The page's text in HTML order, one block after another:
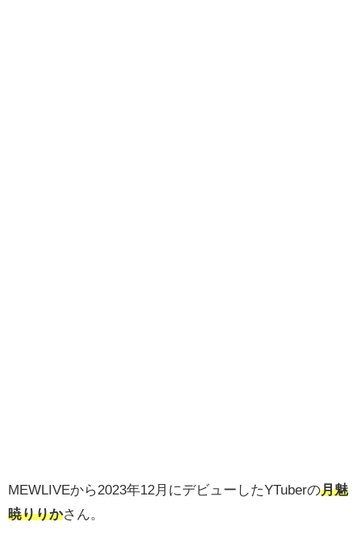
MEWLIVEから2023年12月にデビューしたYTuberの月魅
暁りりかさん。